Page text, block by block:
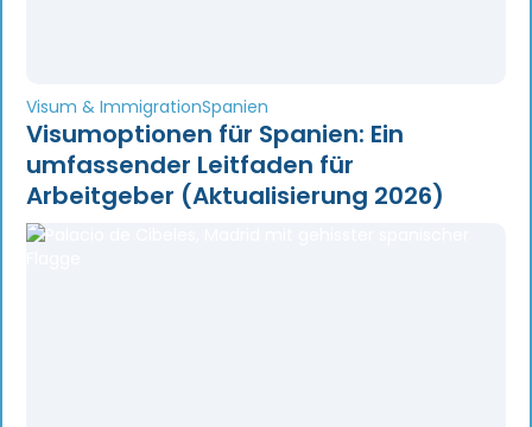
Visum & ImmigrationSpanien
Visumoptionen für Spanien: Ein
umfassender Leitfaden für
Arbeitgeber (Aktualisierung 2026)